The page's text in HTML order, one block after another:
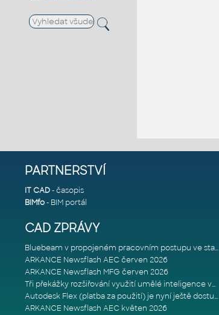
PARTNERSTVÍ
IT CAD- časopis
BIMfo- BIM portál
CAD ZPRÁVY
Bluebeam v propojeném pracovním postupu ve stavebnictví: Proč je int
ARKANCE Newsflash AEC červen 2026
ARKANCE Newsflash MFG červen 2026
Tři překážky rozšiřování využití umělé inteligence ve stavebním prům
Autodesk Flex (platba za použití) je nyní ještě dostupnější
ARKANCE Newsflash AEC květen 2026